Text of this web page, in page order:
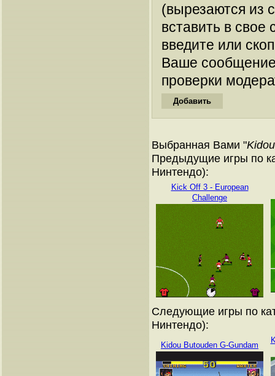
(вырезаются из
вставить в
введите или
Ваше
проверки
Выбранная Вами "
Предыдущие игры по
Нинтендо):
Kick Off 3 - European
Challenge
Следующие игры по
Нинтендо):
Kidou Butouden G-Gundam